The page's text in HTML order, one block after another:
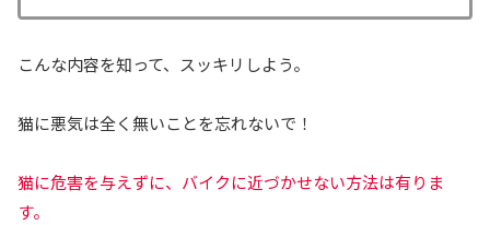
こんな内容を知って、スッキリしよう。
猫に悪気は全く無いことを忘れないで！
猫に危害を与えずに、バイクに近づかせない方法は有りま
す。